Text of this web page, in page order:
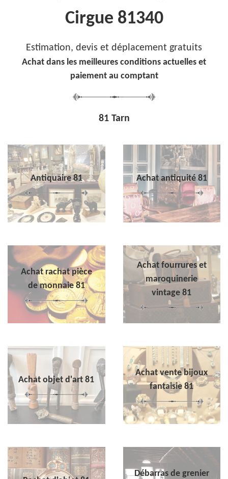
Cirgue 81340
Estimation, devis et déplacement gratuits
Achat dans les meilleures conditions actuelles et
paiement au comptant
81 Tarn
Antiquaire 81 Achat antiquité 81
Achat rachat pièce
de monnaie 81
Achat fourrures et
maroquinerie
vintage 81
Achat objet d'art 81
Achat vente bijoux
fantaisie 81
Débarras de grenier